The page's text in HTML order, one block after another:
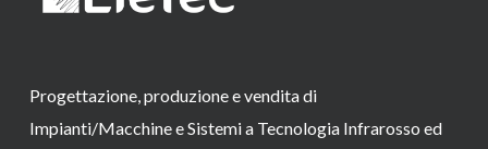
Progettazione, produzione e vendita di
Impianti/Macchine e Sistemi a Tecnologia Infrarosso ed